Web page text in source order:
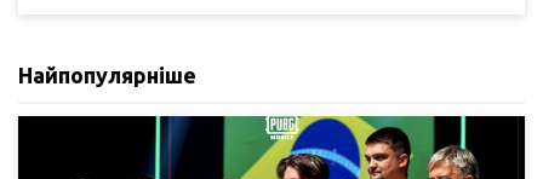
Найпопулярніше